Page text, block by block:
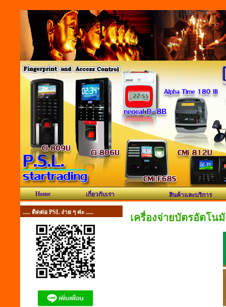
Home เกี่ยวกับเรา สินค้าและบริการ
..... ติดต่อ PSL ง่าย ๆ ค่ะ ..... เครื่องจ่ายบัตรอัตโน